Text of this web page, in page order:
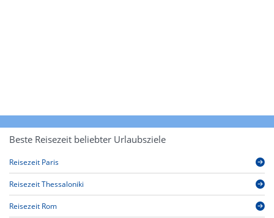
Beste Reisezeit beliebter Urlaubsziele
Reisezeit Paris
Reisezeit Thessaloniki
Reisezeit Rom